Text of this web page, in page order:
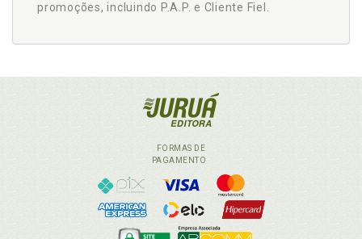
promoções, incluindo P.A.P. e Cliente Fiel.
FORMAS DE
PAGAMENTO